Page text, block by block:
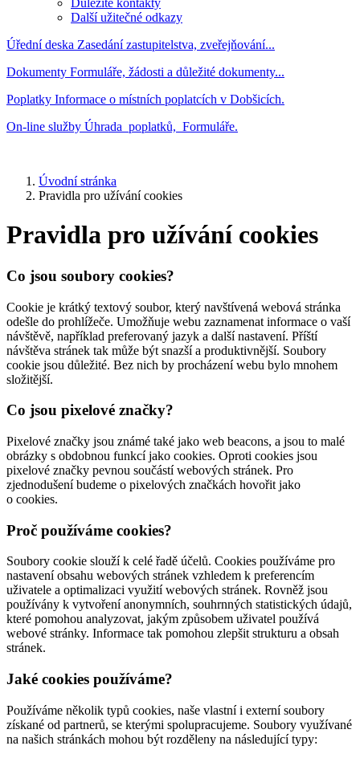
Důležité kontakty
Další užitečné odkazy
Úřední deska Zasedání zastupitelstva, zveřejňování...
Dokumenty Formuláře, žádosti a důležité dokumenty...
Poplatky Informace o místních poplatcích v Dobšicích.
On-line služby Úhrada poplatků, Formuláře.
Úvodní stránka
Pravidla pro užívání cookies
Pravidla pro užívání cookies
Co jsou soubory cookies?
Cookie je krátký textový soubor, který navštívená webová stránka
odešle do prohlížeče. Umožňuje webu zaznamenat informace o vaší
návštěvě, například preferovaný jazyk a další nastavení. Příští
návštěva stránek tak může být snazší a produktivnější. Soubory
cookie jsou důležité. Bez nich by procházení webu bylo mnohem
složitější.
Co jsou pixelové značky?
Pixelové značky jsou známé také jako web beacons, a jsou to malé
obrázky s obdobnou funkcí jako cookies. Oproti cookies jsou
pixelové značky pevnou součástí webových stránek. Pro
zjednodušení budeme o pixelových značkách hovořit jako
o cookies.
Proč používáme cookies?
Soubory cookie slouží k celé řadě účelů. Cookies používáme pro
nastavení obsahu webových stránek vzhledem k preferencím
uživatele a optimalizaci využití webových stránek. Rovněž jsou
používány k vytvoření anonymních, souhrnných statistických údajů,
které pomohou analyzovat, jakým způsobem uživatel používá
webové stránky. Informace tak pomohou zlepšit strukturu a obsah
stránek.
Jaké cookies používáme?
Používáme několik typů cookies, naše vlastní i externí soubory
získané od partnerů, se kterými spolupracujeme. Soubory využívané
na našich stránkách mohou být rozděleny na následující typy: